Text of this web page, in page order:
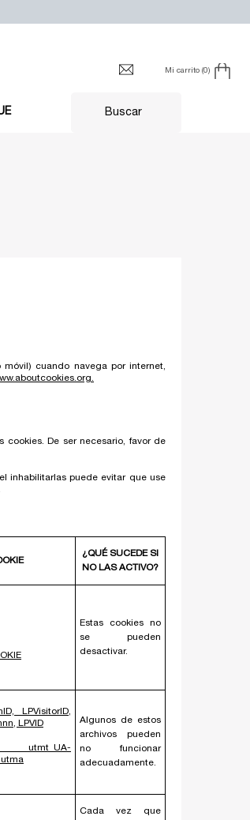
Mi carrito 0
0 producto en el carrito
Buscar
cuando navega por internet,
De ser necesario, favor de
inhabilitarlas puede evitar que use
¿QUÉ SUCEDE SI
NO LAS ACTIVO?
Estas cookies no
se pueden
desactivar.
LPVisitorID,
LPVID
__utmt_UA-
Algunos de estos
archivos pueden
no funcionar
adecuadamente.
Cada vez que